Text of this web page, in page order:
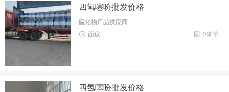
四氢噻吩批发价格
硫化物产品供应商
0询价
面议
四氢噻吩批发价格